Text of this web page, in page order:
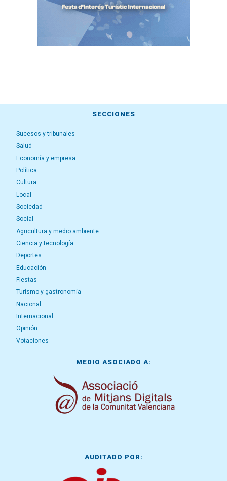
SECCIONES
Sucesos y tribunales
Salud
Economía y empresa
Política
Cultura
Local
Sociedad
Social
Agricultura y medio ambiente
Ciencia y tecnología
Deportes
Educación
Fiestas
Turismo y gastronomía
Nacional
Internacional
Opinión
Votaciones
MEDIO ASOCIADO A:
AUDITADO POR: